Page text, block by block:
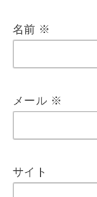
名前 ※
メール ※
サイト